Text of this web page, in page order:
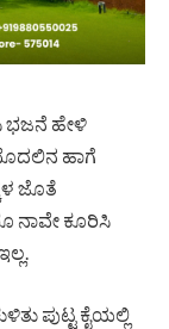
ಭಜನೆ ಹೇಳಿ
ಹಾಗೆ
ಜೊತೆ
ನಾವೇ ಕೂರಿಸಿ
ಪುಟ್ಟ ಕೈಯಲ್ಲಿ